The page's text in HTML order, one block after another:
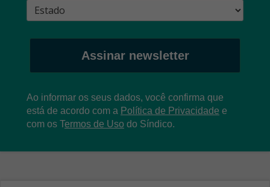
Assinar newsletter
Ao informar os seus dados, você confirma que
está de acordo com a Política de Privacidade e
com os Termos de Uso do Síndico.